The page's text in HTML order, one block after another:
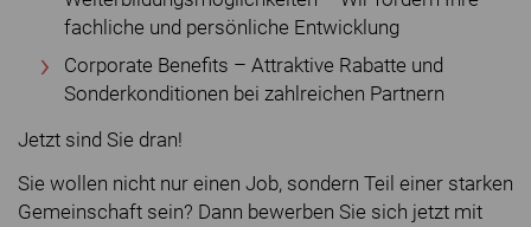
fachliche und persönliche Entwicklung
Corporate Benefits – Attraktive Rabatte und
Sonderkonditionen bei zahlreichen Partnern
Jetzt sind Sie dran!
Sie wollen nicht nur einen Job, sondern Teil einer starken
Gemeinschaft sein? Dann bewerben Sie sich jetzt mit